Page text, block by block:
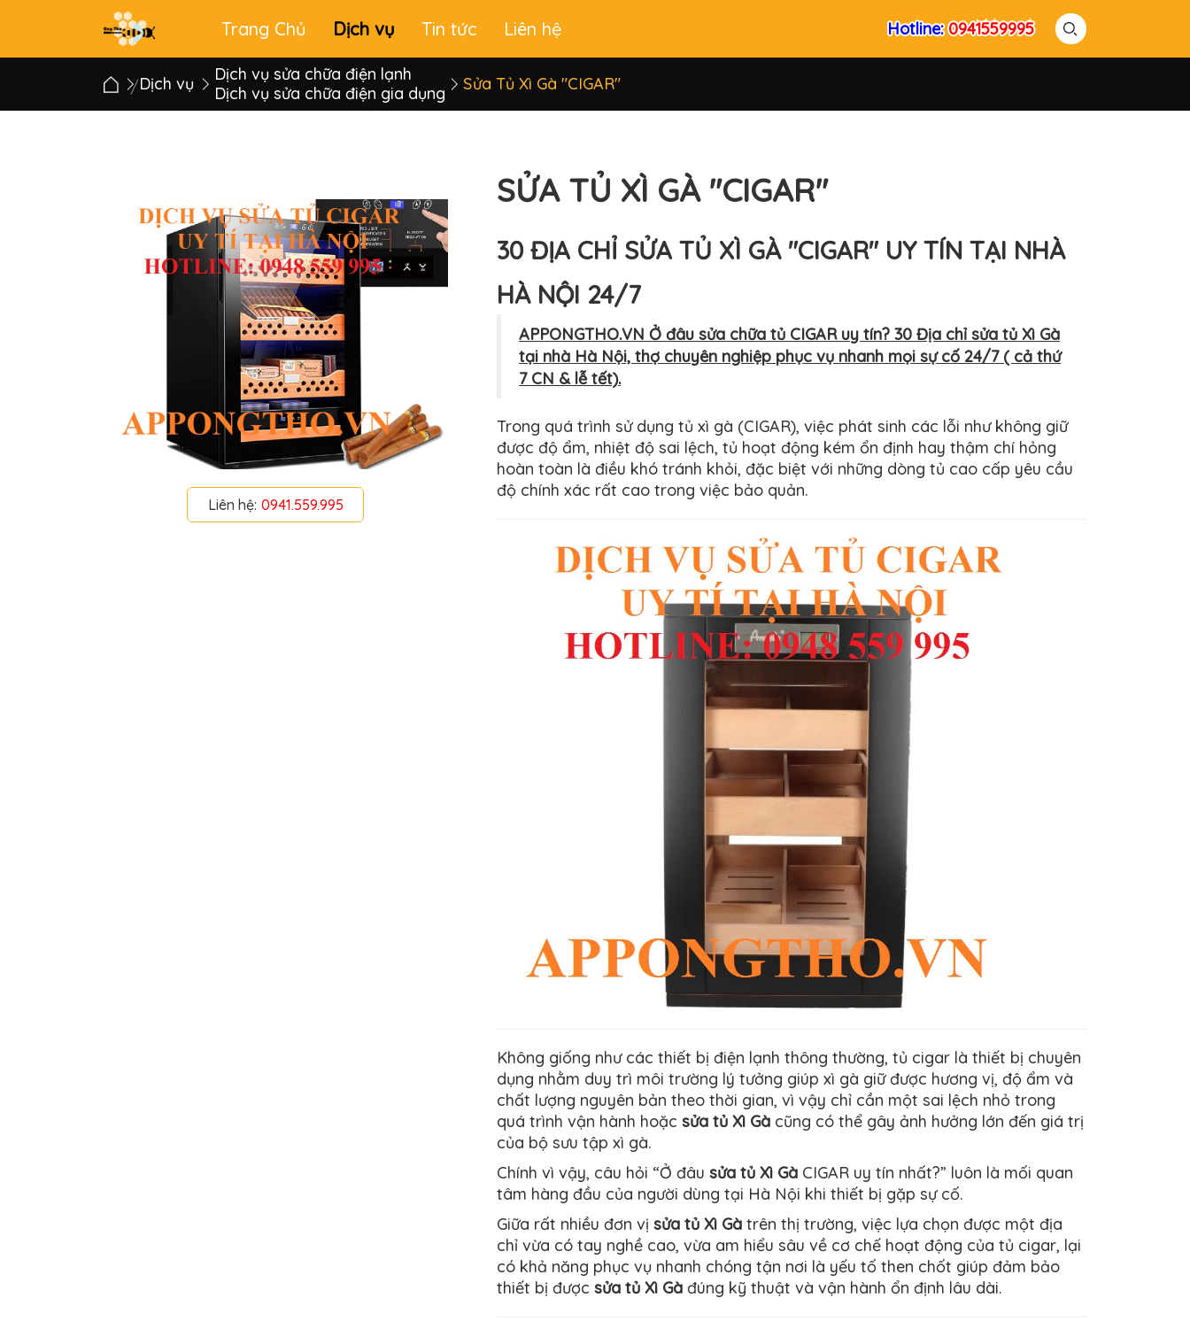
Main
menu
Trang Chủ Dịch vụ Tin tức Liên hệ Hotline:0941559995
Hotline:0941559995
Dịch vụ
Dịch vụ sửa chữa điện lạnh
Dịch vụ sửa chữa điện gia dụng
Sửa Tủ Xì Gà "CIGAR"
Liên hệ: 0941.559.995
SỬA TỦ XÌ GÀ "CIGAR"
30 ĐỊA CHỈ SỬA TỦ XÌ GÀ "CIGAR" UY TÍN TẠI NHÀ
HÀ NỘI 24/7
APPONGTHO.VN Ở đâu sửa chữa tủ CIGAR uy tín? 30 Địa chỉ sửa tủ Xì Gà
tại nhà Hà Nội, thợ chuyên nghiệp phục vụ nhanh mọi sự cố 24/7 ( cả thứ
7 CN & lễ tết).
Trong quá trình sử dụng tủ xì gà (CIGAR), việc phát sinh các lỗi như không giữ
được độ ẩm, nhiệt độ sai lệch, tủ hoạt động kém ổn định hay thậm chí hỏng
hoàn toàn là điều khó tránh khỏi, đặc biệt với những dòng tủ cao cấp yêu cầu
độ chính xác rất cao trong việc bảo quản.
Không giống như các thiết bị điện lạnh thông thường, tủ cigar là thiết bị chuyên
dụng nhằm duy trì môi trường lý tưởng giúp xì gà giữ được hương vị, độ ẩm và
chất lượng nguyên bản theo thời gian, vì vậy chỉ cần một sai lệch nhỏ trong
quá trình vận hành hoặc sửa tủ Xì Gà cũng có thể gây ảnh hưởng lớn đến giá trị
của bộ sưu tập xì gà.
Chính vì vậy, câu hỏi “Ở đâu sửa tủ Xì Gà CIGAR uy tín nhất?” luôn là mối quan
tâm hàng đầu của người dùng tại Hà Nội khi thiết bị gặp sự cố.
Giữa rất nhiều đơn vị sửa tủ Xì Gà trên thị trường, việc lựa chọn được một địa
chỉ vừa có tay nghề cao, vừa am hiểu sâu về cơ chế hoạt động của tủ cigar, lại
có khả năng phục vụ nhanh chóng tận nơi là yếu tố then chốt giúp đảm bảo
thiết bị được sửa tủ Xì Gà đúng kỹ thuật và vận hành ổn định lâu dài.